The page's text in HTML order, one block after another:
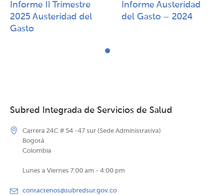
Informe II Trimestre
2025 Austeridad del
Gasto
Informe Austeridad
del Gasto – 2024
Subred Integrada de Servicios de Salud
Carrera 24C # 54 -47 sur (Sede Administrativa)
Bogotá
Colombia
Lunes a Viernes 7:00 am - 4:00 pm
contactenos@subredsur.gov.co